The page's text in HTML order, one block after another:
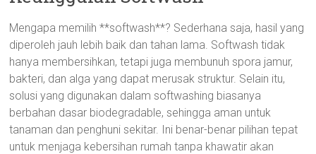
Mengapa memilih **softwash**? Sederhana saja, hasil yang
diperoleh jauh lebih baik dan tahan lama. Softwash tidak
hanya membersihkan, tetapi juga membunuh spora jamur,
bakteri, dan alga yang dapat merusak struktur. Selain itu,
solusi yang digunakan dalam softwashing biasanya
berbahan dasar biodegradable, sehingga aman untuk
tanaman dan penghuni sekitar. Ini benar-benar pilihan tepat
untuk menjaga kebersihan rumah tanpa khawatir akan